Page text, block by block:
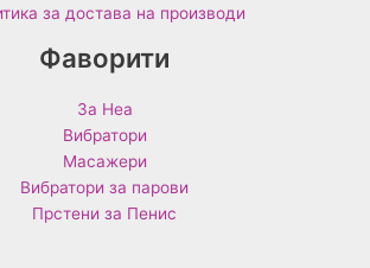
за достава на производи
Фаворити
За Неа
Вибратори
Масажери
Вибратори за парови
Прстени за Пенис